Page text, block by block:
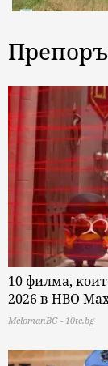
10 филма,
2026 в HBO
MelomanBG - 10te.bg